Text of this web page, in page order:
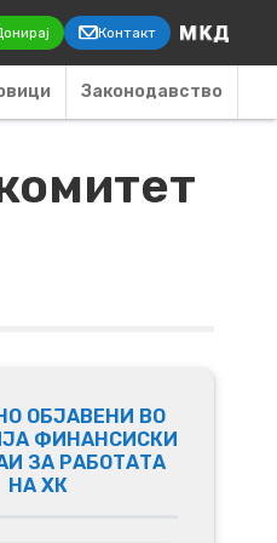
Контакт
Законодавство
ОБЈАВЕНИ ВО
ФИНАНСИСКИ
ЗА РАБОТАТА
НА ХК